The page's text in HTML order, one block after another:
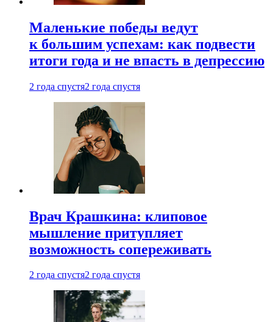
Маленькие победы ведут
к большим успехам: как подвести
итоги года и не впасть в депрессию
2 года спустя2 года спустя
Врач Крашкина: клиповое
мышление притупляет
возможность сопереживать
2 года спустя2 года спустя